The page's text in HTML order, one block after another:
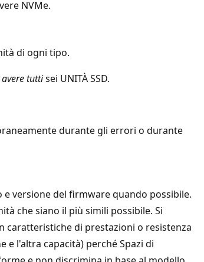
NVMe.
di ogni tipo.
tuttisei UNITÀ SSD.
durante gli errori o durante
versione del firmware quando possibile.
che siano il più simili possibile. Si
caratteristiche di prestazioni o resistenza
e l'altra capacità) perché Spazi di